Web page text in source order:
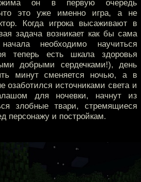
он в первую очередь
это уже именно игра, а не
Когда игрока высаживают в
задача возникает как бы сама
необходимо научиться
теперь есть шкала здоровья
добрыми сердечками!), день
минут сменяется ночью, а в
озаботился источниками света и
для ночевки, начнут из
злобные твари, стремящиеся
персонажу и постройкам.